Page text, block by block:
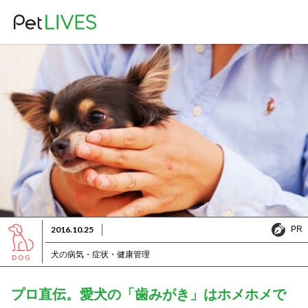
DOG
2016.10.25 PR
PR
犬の病気・症状・健康管理
プロ直伝。愛犬の「歯みがき」はホメホメで